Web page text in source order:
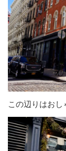
この辺りはおし